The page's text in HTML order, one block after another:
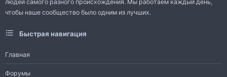
людей самого разного происхождения. Мы работаем каждый день,
чтобы наше сообщество было одним из лучших.
Быстрая навигация
Главная
Форумы